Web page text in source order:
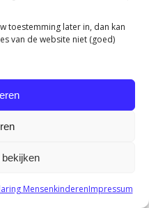
toestemming later in, dan kan
van de website niet (goed)
MensenkinderenImpressum